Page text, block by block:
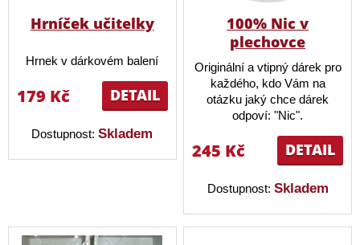
Hrníček učitelky
Hrnek v dárkovém balení
DETAIL
179 Kč
Dostupnost:Skladem
100% Nic v
plechovce
Originální a vtipný dárek pro
každého, kdo Vám na
otázku jaký chce dárek
odpoví: "Nic".
DETAIL
245 Kč
Dostupnost: Skladem